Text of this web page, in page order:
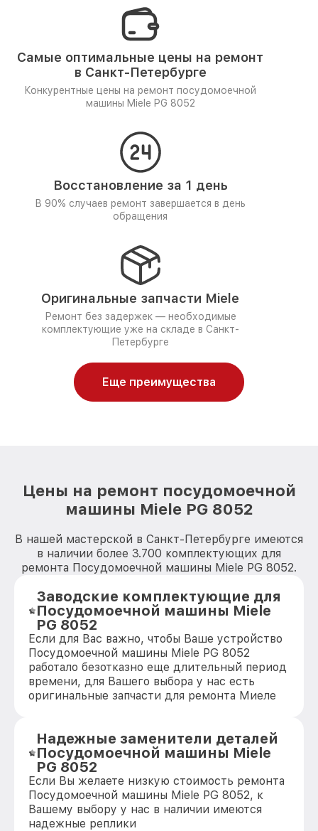
Самые оптимальные цены на ремонт
в Санкт-Петербурге
Конкурентные цены на ремонт посудомоечной
машины Miele PG 8052
Восстановление за 1 день
В 90% случаев ремонт завершается в день
обращения
Оригинальные запчасти Miele
Ремонт без задержек — необходимые
комплектующие уже на складе в Санкт-
Петербурге
Еще преимущества
Цены на ремонт посудомоечной
машины Miele PG 8052
В нашей мастерской в Санкт-Петербурге имеются
в наличии более 3.700 комплектующих для
ремонта Посудомоечной машины Miele PG 8052.
Заводские комплектующие для
Посудомоечной машины Miele
PG 8052
Если для Вас важно, чтобы Ваше устройство
Посудомоечной машины Miele PG 8052
работало безотказно еще длительный период
времени, для Вашего выбора у нас есть
оригинальные запчасти для ремонта Миеле
Надежные заменители деталей
Посудомоечной машины Miele
PG 8052
Если Вы желаете низкую стоимость ремонта
Посудомоечной машины Miele PG 8052, к
Вашему выбору у нас в наличии имеются
надежные реплики